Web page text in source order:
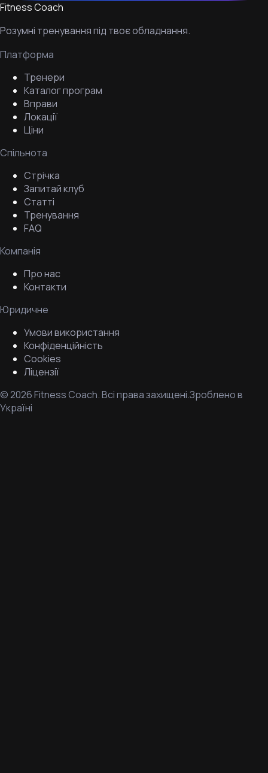
Fitness Coach
Розумні тренування під твоє обладнання.
Платформа
Тренери
Каталог програм
Вправи
Локації
Ціни
Спільнота
Стрічка
Запитай клуб
Статті
Тренування
FAQ
Компанія
Про нас
Контакти
Юридичне
Умови використання
Конфіденційність
Cookies
Ліцензії
©2026Fitness Coach.Всі права захищені.Зроблено в
Україні